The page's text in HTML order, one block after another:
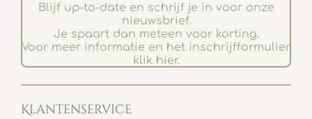
Blijf up-to-date en schrijf je in voor onze
nieuwsbrief.
Je spaart dan meteen voor korting.
Voor meer informatie en het inschrijfformulier
klik hier.
Klantenservice